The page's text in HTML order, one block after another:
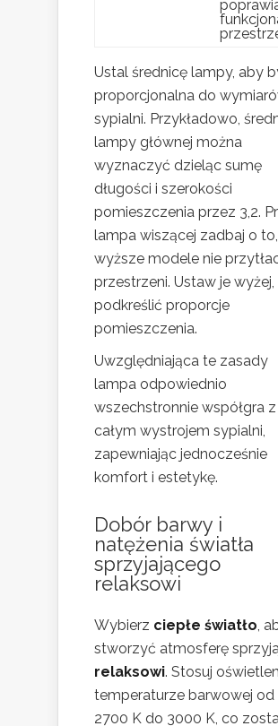
Ustal średnicę lampy, aby
proporcjonalna do
sypialni. Przykładowo,
lampy głównej można
wyznaczyć dzieląc sumę
długości i szerokości
pomieszczenia przez 3,2.
lampa wiszącej zadbaj o
wyższe modele nie
przestrzeni. Ustaw je
podkreślić proporcje
pomieszczenia.
Uwzględniająca te zasady
lampa odpowiednio
wszechstronnie współgra z
całym wystrojem sypialni,
zapewniając jednocześnie
komfort i estetykę.
Dobór barwy i
natężenia światła
sprzyjającego
relaksowi
Wybierz ciepłe światło,
stworzyć atmosferę
relaksowi. Stosuj
temperaturze barwowej od
2700 K do 3000 K, co